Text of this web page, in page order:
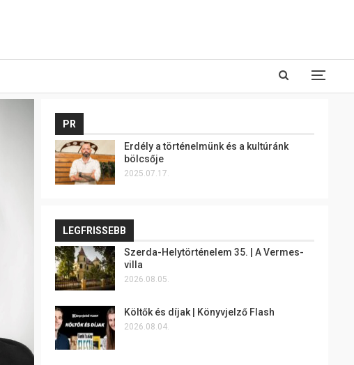
PR
Erdély a történelmünk és a kultúránk
bölcsője
2025.07.17.
LEGFRISSEBB
Szerda-Helytörténelem 35. | A Vermes-
villa
2026.08.05.
Költők és díjak | Könyvjelző Flash
2026.08.04.